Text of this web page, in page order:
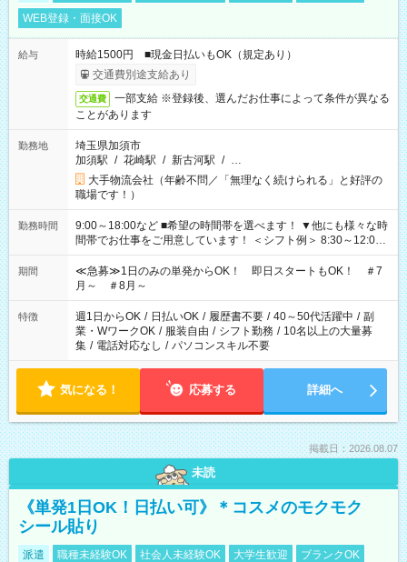
WEB登録・面接OK
給与
時給1500円 ■現金日払いもOK（規定あり）
交通費別途支給あり
交通費
一部支給 ※登録後、選んだお仕事によって条件が異なる
ことがあります
勤務地
埼玉県加須市
加須駅 / 花崎駅 / 新古河駅 / …
大手物流会社（年齢不問／「無理なく続けられる」と好評の
職場です！）
勤務時間
9:00～18:00など ■希望の時間帯を選べます！ ▼他にも様々な時
間帯でお仕事をご用意しています！ ＜シフト例＞ 8:30～12:00
17:00～22:00 13:00～22:00 22:00～翌6:00 など
期間
≪急募≫1日のみの単発からOK！ 即日スタートもOK！ ＃7
月～ ＃8月～
特徴 週1日からOK / 日払いOK / 履歴書不要 / 40～50代活躍中 / 副
業・WワークOK / 服装自由 / シフト勤務 / 10名以上の大量募
集 / 電話対応なし / パソコンスキル不要
気になる！ 応募する 詳細へ
掲載日：2026.08.07
未読
《単発1日OK！日払い可》＊コスメのモクモク
シール貼り
派遣 職種未経験OK 社会人未経験OK 大学生歓迎
ブランクOK